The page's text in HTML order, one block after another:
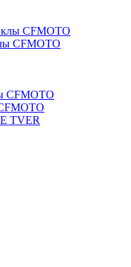
CFMOTO
CFMOTO
CFMOTO
TVER